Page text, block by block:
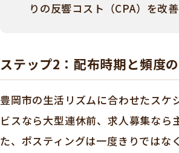
りの反響コスト（CPA）を改善
ステップ2：配布時期と頻度
豊岡市の生活リズムに合わせたスケ
ビスなら大型連休前、求人募集なら
た、ポスティングは一度きりではなく